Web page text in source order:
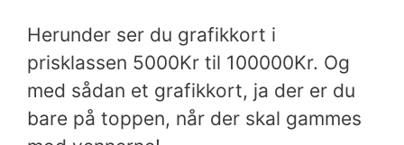
Herunder ser du grafikkort i
prisklassen 5000Kr til 100000Kr. Og
med sådan et grafikkort, ja der er du
bare på toppen, når der skal gammes